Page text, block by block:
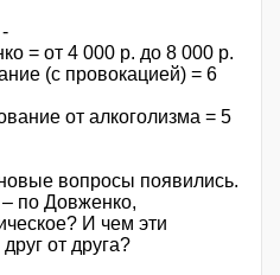
= от 4 000 р. до 8 000 р.
(с провокацией) = 6
от алкоголизма = 5
вопросы появились.
по Довженко,
И чем эти
от друга?